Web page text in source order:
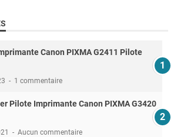
Canon PIXMA G2411 Pilote
1 commentaire
Pilote Imprimante Canon PIXMA G3420
Aucun commentaire